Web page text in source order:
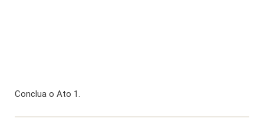
Conclua o Ato 1.